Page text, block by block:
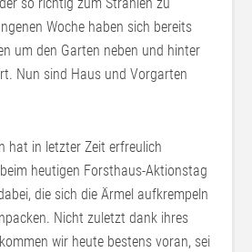
Woche haben sich bereits
um den Garten neben und hinter
Nun sind Haus und Vorgarten
hat in letzter Zeit erfreulich
heutigen Forsthaus-Aktionstag
die sich die Ärmel aufkrempeln
Nicht zuletzt dank ihres
wir heute bestens voran, sei